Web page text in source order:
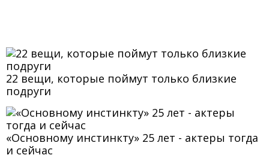
22 вещи, которые поймут только близкие
подруги
«Основному инстинкту» 25 лет - актеры тогда
и сейчас